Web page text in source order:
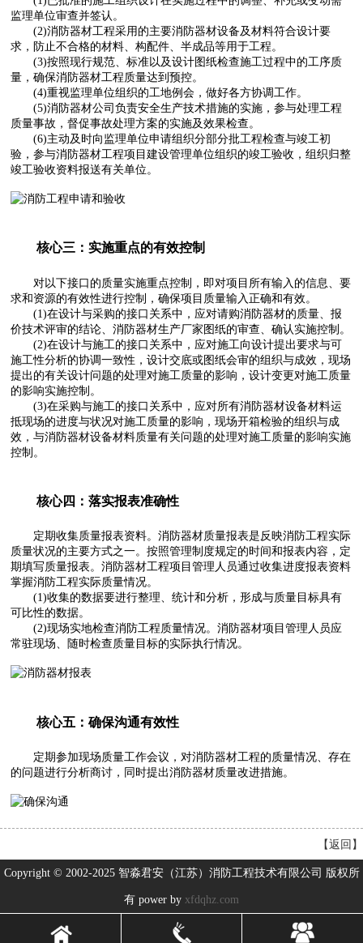
监理单位审查并签认。
(2)消防器材工程采用的主要消防器材设备及材料符合设计要
求，防止不合格的材料、构配件、半成品等用于工程。
(3)按照现行规范、标准以及设计图纸检查施工过程中的工序质
量，确保消防器材工程质量达到预控。
(4)重视监理单位组织的工地例会，做好各方协调工作。
(5)消防器材公司负责安全生产技术措施的实施，参与处理工程
质量事故，督促事故处理方案的实施及效果检查。
(6)主动及时向监理单位申请组织分部分批工程检查与竣工初
验，参与消防器材工程项目建设管理单位组织的竣工验收，组织归整
竣工验收资料报送有关单位。
核心三：实施重点的有效控制
对以下接口的质量实施重点控制，即对项目所有输入的信息、要
求和资源的有效性进行控制，确保项目质量输入正确和有效。
(1)在设计与采购的接口关系中，应对请购消防器材的质量、报
价技术评审的结论、消防器材生产厂家图纸的审查、确认实施控制。
(2)在设计与施工的接口关系中，应对施工向设计提出要求与可
施工性分析的协调一致性，设计交底或图纸会审的组织与成效，现场
提出的有关设计问题的处理对施工质量的影响，设计变更对施工质量
的影响实施控制。
(3)在采购与施工的接口关系中，应对所有消防器材设备材料运
抵现场的进度与状况对施工质量的影响，现场开箱检验的组织与成
效，与消防器材设备材料质量有关问题的处理对施工质量的影响实施
控制。
核心四：落实报表准确性
定期收集质量报表资料。消防器材质量报表是反映消防工程实际
质量状况的主要方式之一。按照管理制度规定的时间和报表内容，定
期填写质量报表。消防器材工程项目管理人员通过收集进度报表资料
掌握消防工程实际质量情况。
(1)收集的数据要进行整理、统计和分析，形成与质量目标具有
可比性的数据。
(2)现场实地检查消防工程质量情况。消防器材项目管理人员应
常驻现场、随时检查质量目标的实际执行情况。
核心五：确保沟通有效性
定期参加现场质量工作会议，对消防器材工程的质量情况、存在
的问题进行分析商讨，同时提出消防器材质量改进措施。
【返回】
Copyright © 2002-2025 智淼君安（江苏）消防工程技术有限公司 版权所
有 power by xfdqhz.com